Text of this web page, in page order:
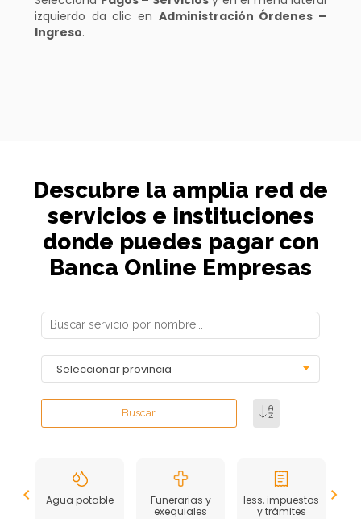
izquierdo da clic en Administración Órdenes –
Ingreso.
Descubre la amplia red de
servicios e instituciones
donde puedes pagar con
Banca Online Empresas
Seleccionar provincia
Buscar
Agua potable
Funerarias y
exequiales
Iess, impuestos
y trámites